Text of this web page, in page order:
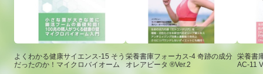
よくわかる健康サイエンス-15 そう
だったのか！マイクロバイオーム
栄養書庫フォーカス-4 奇跡の成分
オレアビータ ®Ver.2
栄養書
AC-11